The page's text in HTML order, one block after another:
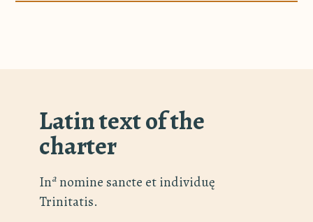
Latin text of the
charter
Ina nomine sancte et individuę
Trinitatis.